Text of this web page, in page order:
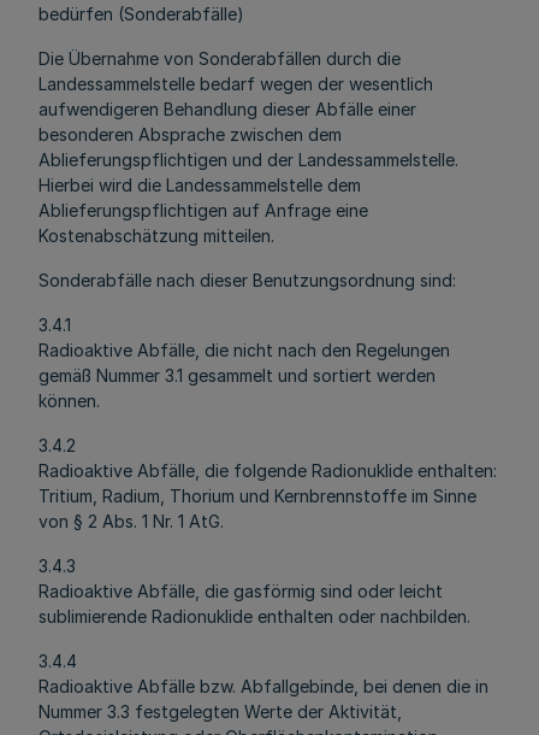
bedürfen (Sonderabfälle)
Die Übernahme von Sonderabfällen durch die
Landessammelstelle bedarf wegen der wesentlich
aufwendigeren Behandlung dieser Abfälle einer
besonderen Absprache zwischen dem
Ablieferungspflichtigen und der Landessammelstelle.
Hierbei wird die Landessammelstelle dem
Ablieferungspflichtigen auf Anfrage eine
Kostenabschätzung mitteilen.
Sonderabfälle nach dieser Benutzungsordnung sind:
3.4.1
Radioaktive Abfälle, die nicht nach den Regelungen
gemäß Nummer 3.1 gesammelt und sortiert werden
können.
3.4.2
Radioaktive Abfälle, die folgende Radionuklide enthalten:
Tritium, Radium, Thorium und Kernbrennstoffe im Sinne
von § 2 Abs. 1 Nr. 1 AtG.
3.4.3
Radioaktive Abfälle, die gasförmig sind oder leicht
sublimierende Radionuklide enthalten oder nachbilden.
3.4.4
Radioaktive Abfälle bzw. Abfallgebinde, bei denen die in
Nummer 3.3 festgelegten Werte der Aktivität,